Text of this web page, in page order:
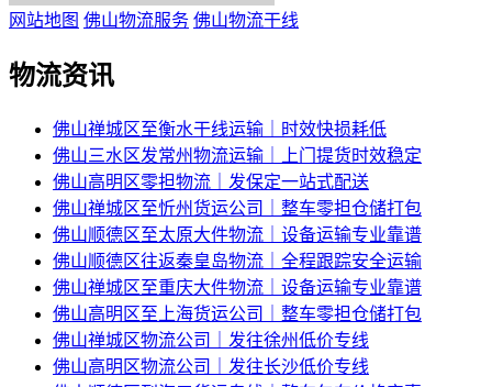
网站地图 佛山物流服务 佛山物流干线
物流资讯
佛山禅城区至衡水干线运输｜时效快损耗低
佛山三水区发常州物流运输｜上门提货时效稳定
佛山高明区零担物流｜发保定一站式配送
佛山禅城区至忻州货运公司｜整车零担仓储打包
佛山顺德区至太原大件物流｜设备运输专业靠谱
佛山顺德区往返秦皇岛物流｜全程跟踪安全运输
佛山禅城区至重庆大件物流｜设备运输专业靠谱
佛山高明区至上海货运公司｜整车零担仓储打包
佛山禅城区物流公司｜发往徐州低价专线
佛山高明区物流公司｜发往长沙低价专线